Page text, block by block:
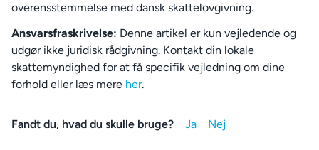
overensstemmelse med dansk skattelovgivning.
Ansvarsfraskrivelse: Denne artikel er kun vejledende og
udgør ikke juridisk rådgivning. Kontakt din lokale
skattemyndighed for at få specifik vejledning om dine
forhold eller læs mere her.
Fandt du, hvad du skulle bruge?